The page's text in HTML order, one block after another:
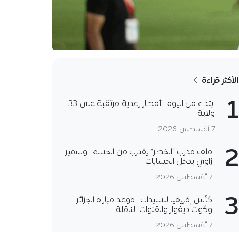
الأكثر قراءة
1
ابتداء من اليوم.. أمطار رعدية مرتقبة على 33
ولاية
7 أغسطس 2026
2
ملف مدرب “الخضر” يقترب من الحسم.. وسمير
زاوي يدخل الحسابات
7 أغسطس 2026
3
كأس إفريقيا للسيدات.. موعد مباراة الجزائر
وكوت ديفوار والقنوات الناقلة
7 أغسطس 2026